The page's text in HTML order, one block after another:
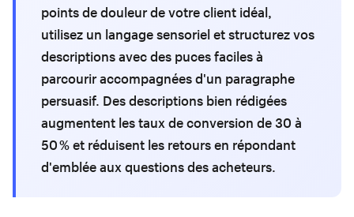
points de douleur de votre client idéal,
utilisez un langage sensoriel et structurez vos
descriptions avec des puces faciles à
parcourir accompagnées d'un paragraphe
persuasif. Des descriptions bien rédigées
augmentent les taux de conversion de 30 à
50 % et réduisent les retours en répondant
d'emblée aux questions des acheteurs.